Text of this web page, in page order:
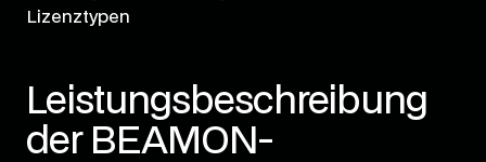
Lizenztypen
Leistungsbeschreibung
der BEAMON-